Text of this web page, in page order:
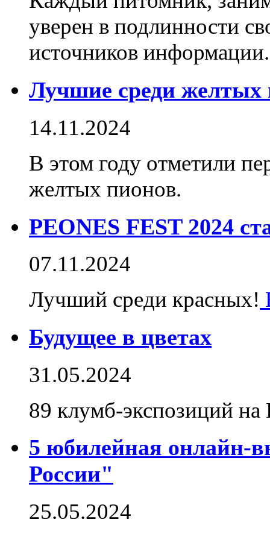
уверен в подлинности
источников
Лучшие среди желтых
14.11.2024
В этом году отметили
желтых пионов.
PEONES FEST 2024
07.11.2024
Лучший среди красных!
Будущее в цветах
31.05.2024
89 клумб-экспозиций
5 юбилейная онлайн-
России"
25.05.2024